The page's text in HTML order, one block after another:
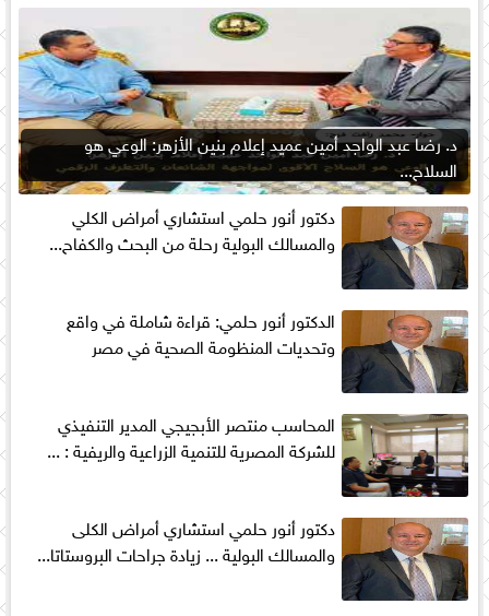
د. رضا عبد الواجد أمين عميد إعلام بنين الأزهر: الوعي هو
السلاح...
دكتور أنور حلمي استشاري أمراض الكلي
والمسالك البولية رحلة من البحث والكفاح...
الدكتور أنور حلمي: قراءة شاملة في واقع
وتحديات المنظومة الصحية في مصر
المحاسب منتصر الأبجيجي المدير التنفيذي
للشركة المصرية للتنمية الزراعية والريفية : ...
دكتور أنور حلمي استشاري أمراض الكلى
والمسالك البولية ... زيادة جراحات البروستاتا...